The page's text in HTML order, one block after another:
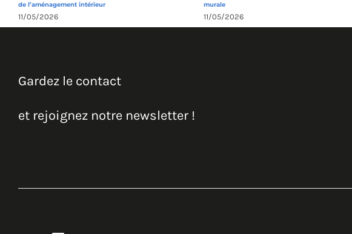
de l’aménagement intérieur
11/05/2026
murale
11/05/2026
Gardez le contact
et rejoignez notre newsletter !